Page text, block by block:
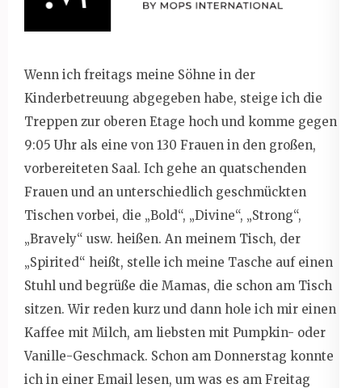
Wenn ich freitags meine Söhne in der
Kinderbetreuung abgegeben habe, steige ich die
Treppen zur oberen Etage hoch und komme gegen
9:05 Uhr als eine von 130 Frauen in den großen,
vorbereiteten Saal. Ich gehe an quatschenden
Frauen und an unterschiedlich geschmückten
Tischen vorbei, die „Bold“, „Divine“, „Strong“,
„Bravely“ usw. heißen. An meinem Tisch, der
„Spirited“ heißt, stelle ich meine Tasche auf einen
Stuhl und begrüße die Mamas, die schon am Tisch
sitzen. Wir reden kurz und dann hole ich mir einen
Kaffee mit Milch, am liebsten mit Pumpkin- oder
Vanille-Geschmack. Schon am Donnerstag konnte
ich in einer Email lesen, um was es am Freitag